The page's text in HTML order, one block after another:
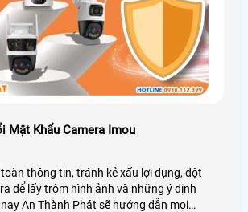
Mật Khẩu Camera Imou
thông tin, tránh kẻ xấu lợi dụng, đột
để lấy trộm hình ảnh và những ý định